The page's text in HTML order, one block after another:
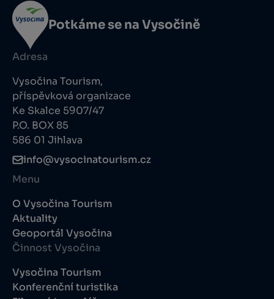
Potkáme se na Vysočině
Adresa
Vysočina Tourism,
příspěvková organizace
Ke Skalce 5907/47
P.O. BOX 85
586 01 Jihlava
info@vysocinatourism.cz
Menu
O Vysočina Tourism
Aktuality
Geoportál Vysočina
Činnost Vysočina
Vysočina Tourism
Konferenční turistika